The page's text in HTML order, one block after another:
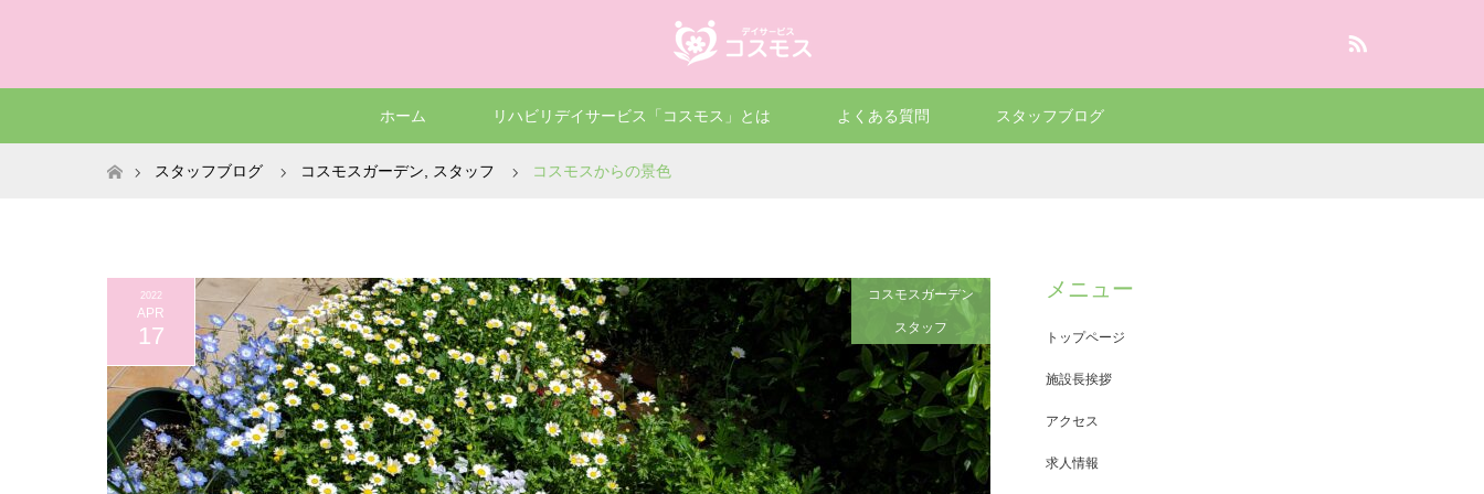
ホーム リハビリデイサービス「コスモス」とは よくある質問 スタッフブログ
ホームスタッフブログ コスモスガーデン スタッフ コスモスからの景色
2022
APR
17
コスモスガーデン
スタッフ
メニュー
トップページ
施設長挨拶
アクセス
求人情報